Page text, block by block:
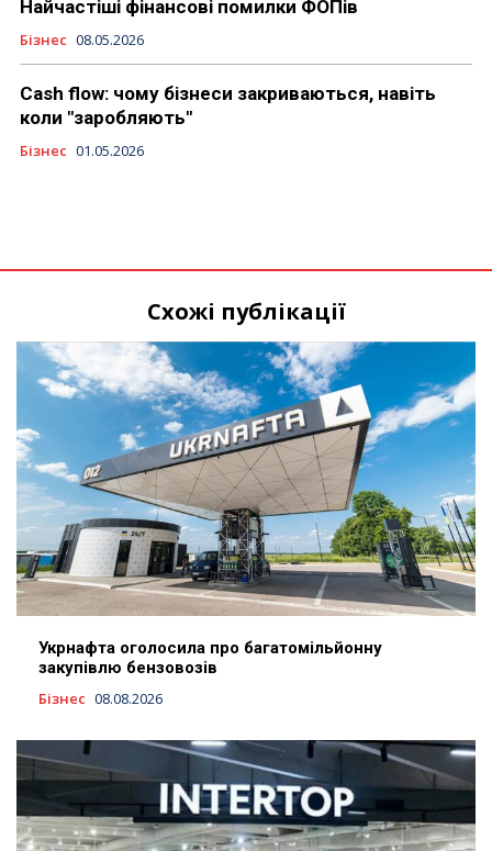
Найчастіші фінансові помилки ФОПів
Бізнес 08.05.2026
Cash flow: чому бізнеси закриваються, навіть
коли "заробляють"
Бізнес 01.05.2026
Схожі публікації
Укрнафта оголосила про багатомільйонну
закупівлю бензовозів
Бізнес 08.08.2026